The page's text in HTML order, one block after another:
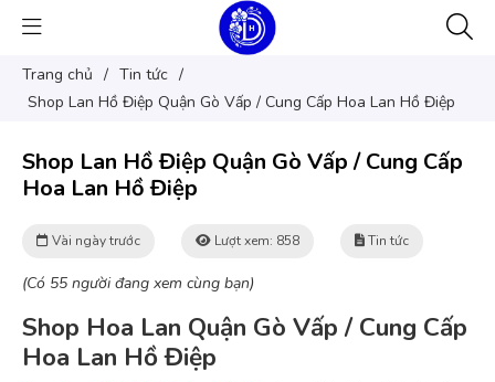
Trang chủ / Tin tức /
Shop Lan Hồ Điệp Quận Gò Vấp / Cung Cấp Hoa Lan Hồ Điệp
Shop Lan Hồ Điệp Quận Gò Vấp / Cung Cấp
Hoa Lan Hồ Điệp
Vài ngày trước Lượt xem: 858 Tin tức
(Có 55 người đang xem cùng bạn)
Shop Hoa Lan Quận Gò Vấp / Cung Cấp
Hoa Lan Hồ Điệp